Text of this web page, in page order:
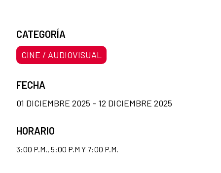
CATEGORÍA
CINE / AUDIOVISUAL
FECHA
01 DICIEMBRE 2025 - 12 DICIEMBRE 2025
HORARIO
3:00 P.M., 5:00 P.M Y 7:00 P.M.